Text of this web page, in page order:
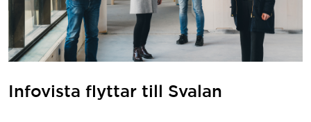
Infovista flyttar till Svalan